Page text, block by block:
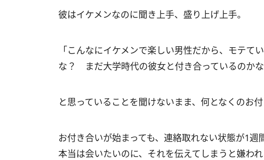
彼はイケメンなのに聞き上手、盛り上げ上手。
「こんなにイケメンで楽しい男性だから、モテて
な？ まだ大学時代の彼女と付き合っているのかな
と思っていることを聞けないまま、何となくのお
お付き合いが始まっても、連絡取れない状態が1週
本当は会いたいのに、それを伝えてしまうと嫌わ